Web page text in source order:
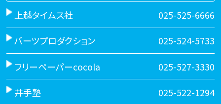
上越タイムス社 025-525-6666
バーツプロダクション 025-524-5733
フリーペーパーcocola 025-527-3330
井手塾 025-522-1294